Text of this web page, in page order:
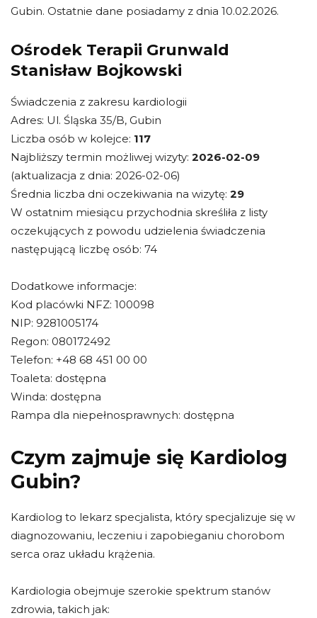
Gubin. Ostatnie dane posiadamy z dnia 10.02.2026.
Ośrodek Terapii Grunwald
Stanisław Bojkowski
Świadczenia z zakresu kardiologii
Adres: Ul. Śląska 35/B, Gubin
Liczba osób w kolejce: 117
Najbliższy termin możliwej wizyty: 2026-02-09
(aktualizacja z dnia: 2026-02-06)
Średnia liczba dni oczekiwania na wizytę: 29
W ostatnim miesiącu przychodnia skreśliła z listy
oczekujących z powodu udzielenia świadczenia
następującą liczbę osób: 74
Dodatkowe informacje:
Kod placówki NFZ: 100098
NIP: 9281005174
Regon: 080172492
Telefon: +48 68 451 00 00
Toaleta: dostępna
Winda: dostępna
Rampa dla niepełnosprawnych: dostępna
Czym zajmuje się Kardiolog
Gubin?
Kardiolog to lekarz specjalista, który specjalizuje się w
diagnozowaniu, leczeniu i zapobieganiu chorobom
serca oraz układu krążenia.
Kardiologia obejmuje szerokie spektrum stanów
zdrowia, takich jak: